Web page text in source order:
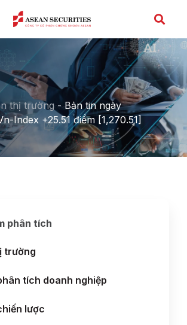
thị trường -Bản tin ngày
Index +25.51 điểm [1,270.51]
phân tích
trường
tích doanh nghiệp
lược